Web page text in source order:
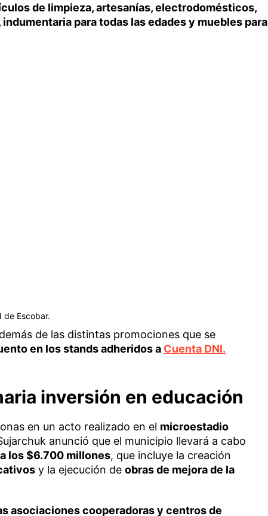
de limpieza, artesanías, electrodomésticos,
para todas las edades y muebles para
de Escobar.
de las distintas promociones que se
en los stands adheridos a Cuenta DNI.
inversión en educación
en un acto realizado en el microestadio
anunció que el municipio llevará a cabo
los $6.700 millones, que incluye la creación
y la ejecución de obras de mejora de la
asociaciones cooperadoras y centros de